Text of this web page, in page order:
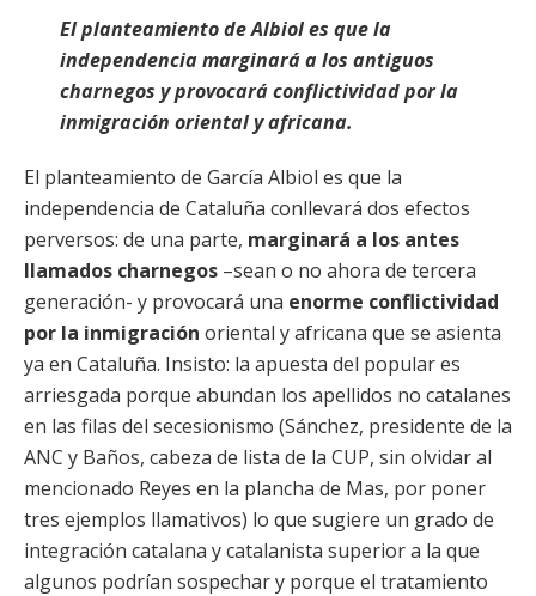
El planteamiento de Albiol es que la
independencia marginará a los antiguos
charnegos y provocará conflictividad por la
inmigración oriental y africana.
El planteamiento de García Albiol es que la
independencia de Cataluña conllevará dos efectos
perversos: de una parte, marginará a los antes
llamados charnegos –sean o no ahora de tercera
generación- y provocará una enorme conflictividad
por la inmigración oriental y africana que se asienta
ya en Cataluña. Insisto: la apuesta del popular es
arriesgada porque abundan los apellidos no catalanes
en las filas del secesionismo (Sánchez, presidente de la
ANC y Baños, cabeza de lista de la CUP, sin olvidar al
mencionado Reyes en la plancha de Mas, por poner
tres ejemplos llamativos) lo que sugiere un grado de
integración catalana y catalanista superior a la que
algunos podrían sospechar y porque el tratamiento